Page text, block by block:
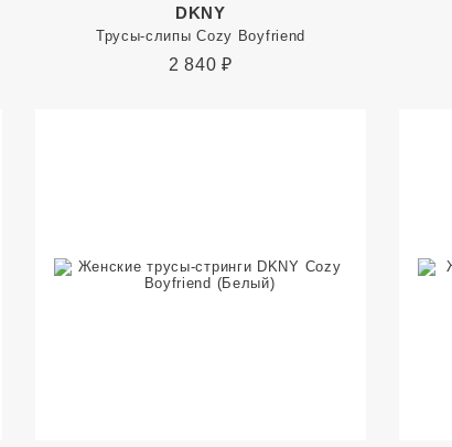
DKNY
Трусы-слипы Cozy Boyfriend
2 840 ₽